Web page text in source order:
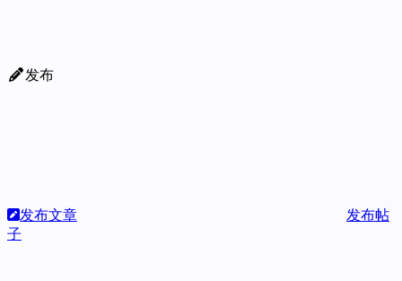
发布
发布文章
发布帖
子